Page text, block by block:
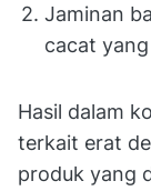
Jaminan
cacat
Hasil dalam
terkait erat
produk yang